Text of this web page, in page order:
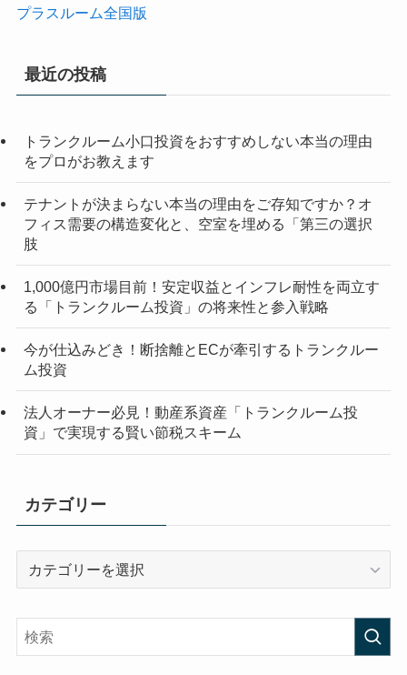
プラスルーム全国版
最近の投稿
トランクルーム小口投資をおすすめしない本当の理由
をプロがお教えます
テナントが決まらない本当の理由をご存知ですか？オ
フィス需要の構造変化と、空室を埋める「第三の選択
肢
1,000億円市場目前！安定収益とインフレ耐性を両立す
る「トランクルーム投資」の将来性と参入戦略
今が仕込みどき！断捨離とECが牽引するトランクルー
ム投資
法人オーナー必見！動産系資産「トランクルーム投
資」で実現する賢い節税スキーム
カテゴリー
リ
ー